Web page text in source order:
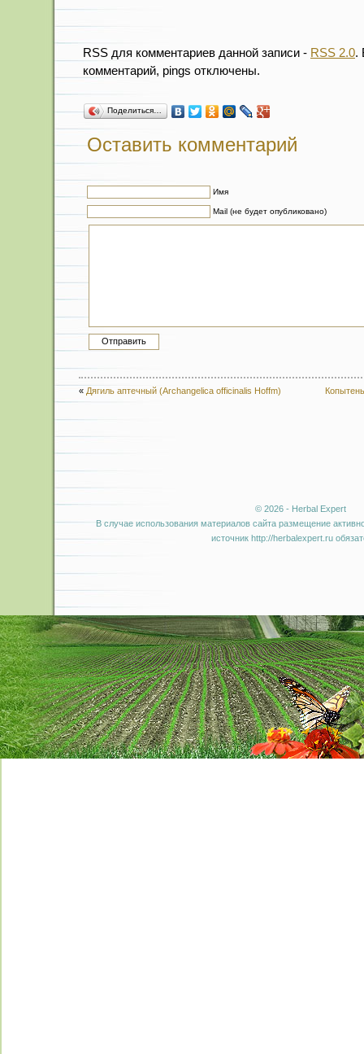
RSS для комментариев данной записи - RSS 2.0.
комментарий, pings отключены.
Поделиться…
Оставить комментарий
Имя
Mail (не будет опубликовано)
« Дягиль аптечный (Archangelica officinalis Hoffm)
© 2026 - Herbal Expert
В случае использования материалов сайта размещение
источник http://herbalexpert.ru